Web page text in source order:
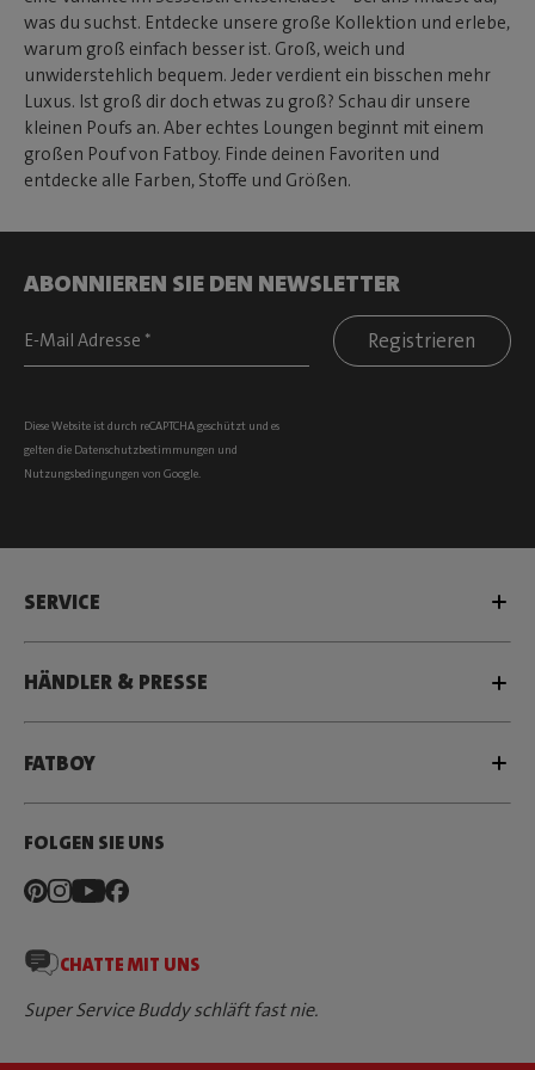
was du suchst. Entdecke unsere große Kollektion und erlebe,
warum groß einfach besser ist. Groß, weich und
unwiderstehlich bequem. Jeder verdient ein bisschen mehr
Luxus. Ist groß dir doch etwas zu groß? Schau dir unsere
kleinen Poufs an. Aber echtes Loungen beginnt mit einem
großen Pouf von Fatboy. Finde deinen Favoriten und
entdecke alle Farben, Stoffe und Größen.
ABONNIEREN SIE DEN NEWSLETTER
Registrieren
Diese Website ist durch reCAPTCHA geschützt und es
gelten die Datenschutzbestimmungen und
Nutzungsbedingungen von Google.
SERVICE
HÄNDLER & PRESSE
FATBOY
FOLGEN SIE UNS
CHATTE MIT UNS
Super Service Buddy schläft fast nie.